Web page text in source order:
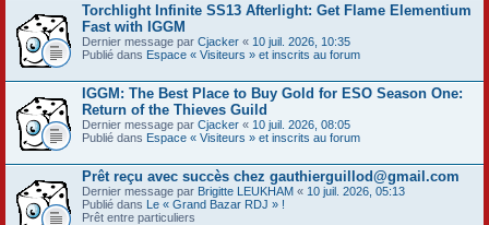
Torchlight Infinite SS13 Afterlight: Get Flame Elementium
Fast with IGGM
Dernier message par Cjacker « 10 juil. 2026, 10:35
Publié dans Espace « Visiteurs » et inscrits au forum
IGGM: The Best Place to Buy Gold for ESO Season One:
Return of the Thieves Guild
Dernier message par Cjacker « 10 juil. 2026, 08:05
Publié dans Espace « Visiteurs » et inscrits au forum
Prêt reçu avec succès chez gauthierguillod@gmail.com
Dernier message par Brigitte LEUKHAM « 10 juil. 2026, 05:13
Publié dans Le « Grand Bazar RDJ » !
Prêt entre particuliers